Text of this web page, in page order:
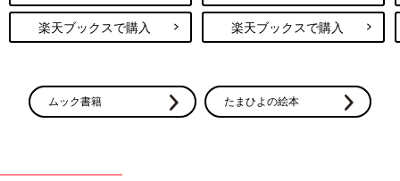
楽天ブックスで購入 楽天ブックスで購入
ムック書籍 たまひよの絵本